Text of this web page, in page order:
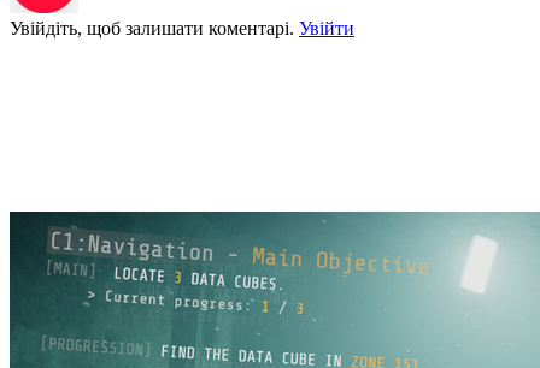
Увійдіть, щоб залишати коментарі. Увійти